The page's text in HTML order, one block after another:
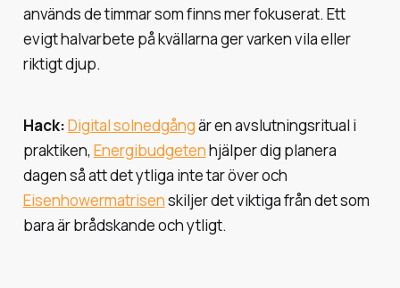
används de timmar som finns mer fokuserat. Ett
evigt halvarbete på kvällarna ger varken vila eller
riktigt djup.
Hack:Digital solnedgångär en avslutningsritual i
praktiken, Energibudgetenhjälper dig planera
dagen så att det ytliga inte tar över och
Eisenhowermatrisenskiljer det viktiga från det som
bara är brådskande och ytligt.